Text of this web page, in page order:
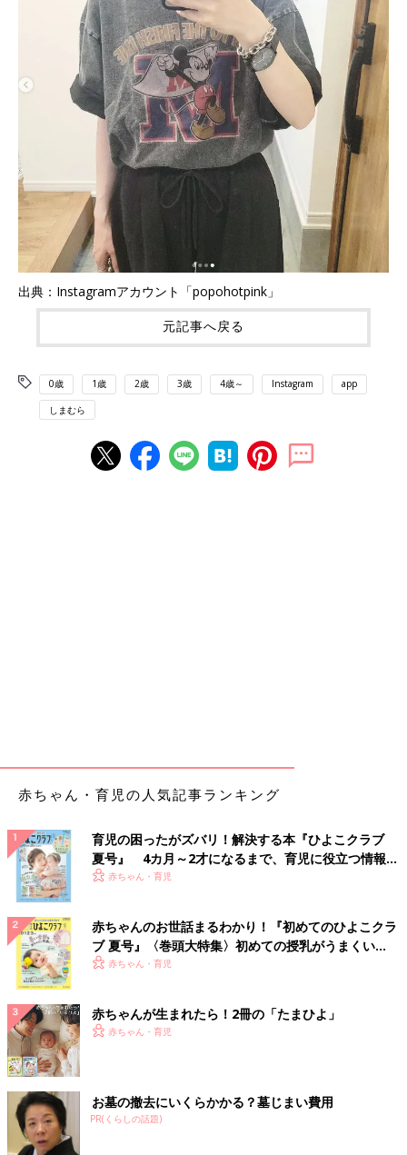
出典：Instagramアカウント「popohotpink」
元記事へ戻る
0歳 1歳 2歳 3歳 4歳～ Instagram app
しまむら
赤ちゃん・育児の人気記事ランキング
育児の困ったがズバリ！解決する本『ひよこクラブ
夏号』 4カ月～2才になるまで、育児に役立つ情報が
いっぱい！
赤ちゃん・育児
赤ちゃんのお世話まるわかり！『初めてのひよこクラ
ブ 夏号』〈巻頭大特集〉初めての授乳がうまくい
く！ おっぱい・ミルクの基本と夏のトラブル 解決テ
赤ちゃん・育児
赤ちゃんが生まれたら！2冊の「たまひよ」
赤ちゃん・育児
お墓の撤去にいくらかかる？墓じまい費用
PR(くらしの話題)